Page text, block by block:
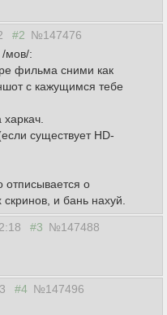
#2 №147476
мов/:
фильма сними как
с кажущимся тебе
существует HD-
отписывается о
и бань нахуй.
#3 №147488
#4 №147496